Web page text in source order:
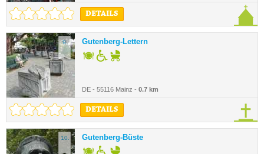
DETAILS
9. Gutenberg-Lettern
DE - 55116 Mainz - 0.7 km
DETAILS
10. Gutenberg-Büste